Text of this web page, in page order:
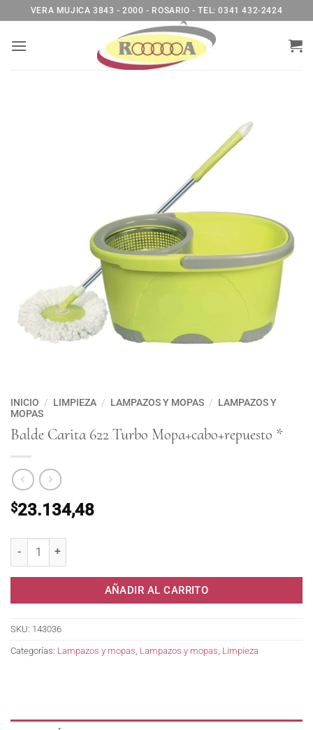
al
contenido
VERA MUJICA 3843 - 2000 - ROSARIO - TEL: 0341 432-2424
INICIO / LIMPIEZA / LAMPAZOS Y MOPAS / LAMPAZOS Y
MOPAS
Balde Carita 622 Turbo Mopa+cabo+repuesto *
$23.134,48
AÑADIR AL CARRITO
SKU: 143036
Categorías: Lampazos y mopas, Lampazos y mopas, Limpieza